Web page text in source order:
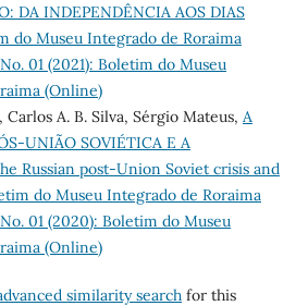
DA INDEPENDÊNCIA AOS DIAS
do Museu Integrado de Roraima
01 (2021): Boletim do Museu
(Online)
Carlos A. B. Silva, Sérgio Mateus, A
UNIÃO SOVIÉTICA E A
Russian post-Union Soviet crisis and
do Museu Integrado de Roraima
01 (2020): Boletim do Museu
(Online)
similarity searchfor this